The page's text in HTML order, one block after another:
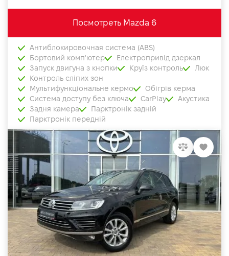
Посмотреть Mazda 6
Антиблокировочная система (ABS)
Бортовий комп'ютер
Електропривід дзеркал
Запуск двигуна з кнопки
Круїз контроль
Люк
Контроль сліпих зон
Мультифункціональне кермо
Обігрів керма
Система доступу без ключа
CarPlay
Акустика
Задня камера
Парктронік задній
Парктронік передній